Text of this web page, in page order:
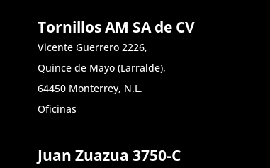
Tornillos AM SA de CV
Vicente Guerrero 2226,
Quince de Mayo (Larralde),
64450 Monterrey, N.L.
Oficinas
Juan Zuazua 3750-C